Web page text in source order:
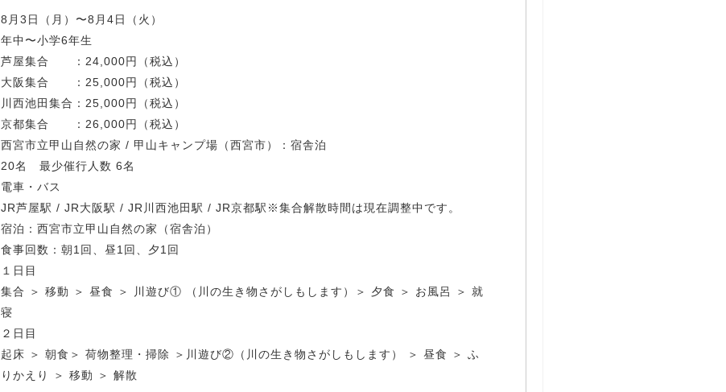
8月3日（月）〜8月4日（火）
年中〜小学6年生
芦屋集合 ：24,000円（税込）
大阪集合 ：25,000円（税込）
川西池田集合：25,000円（税込）
京都集合 ：26,000円（税込）
西宮市立甲山自然の家 / 甲山キャンプ場（西宮市）：宿舎泊
20名 最少催行人数 6名
電車・バス
JR芦屋駅 / JR大阪駅 / JR川西池田駅 / JR京都駅※集合解散時間は現在調整中です。
宿泊：西宮市立甲山自然の家（宿舎泊）
食事回数：朝1回、昼1回、夕1回
１日目
集合 ＞ 移動 ＞ 昼食 ＞ 川遊び① （川の生き物さがしもします）＞ 夕食 ＞ お風呂 ＞ 就
寝
２日目
起床 ＞ 朝食＞ 荷物整理・掃除 ＞川遊び②（川の生き物さがしもします） ＞ 昼食 ＞ ふ
りかえり ＞ 移動 ＞ 解散